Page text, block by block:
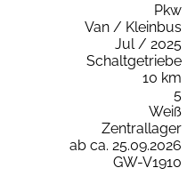
Pkw
Van / Kleinbus
Jul / 2025
Schaltgetriebe
10 km
5
Weiß
Zentrallager
ab ca. 25.09.2026
GW-V1910